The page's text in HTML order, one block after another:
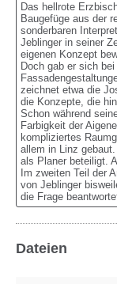
Das hellrote
Baugefüge aus der
sonderbaren
Jeblinger in seiner
eigenen Konzept
Doch gab er sich
zeichnet etwa die
die Konzepte, die
Schon während
Farbigkeit der
kompliziertes
allem in Linz
als Planer beteiligt.
Im zweiten Teil der
von Jeblinger
die Frage
Dateien